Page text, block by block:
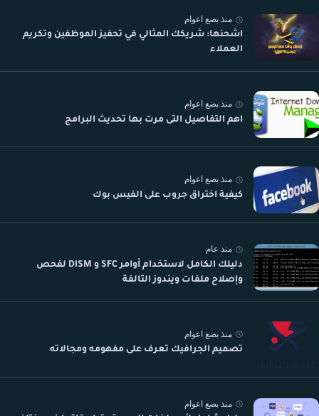
منذ بضع اعوام
اشحنها: شريكك المثالي في تحفيز الموظفين وتكريم
العملاء
منذ بضع اعوام
اهم التفاصيل التى مرت بها تحديث البرامج
منذ بضع اعوام
كيفية اختراق جروب على الفيس بوك
منذ عام
دليلك الكامل لاستخدام أوامر SFC و DISM لفحص
وإصلاح ملفات ويندوز التالفة
منذ بضع اعوام
تصميم الجرافيك تعرف على مفهومه ومجالاته
منذ بضع اعوام